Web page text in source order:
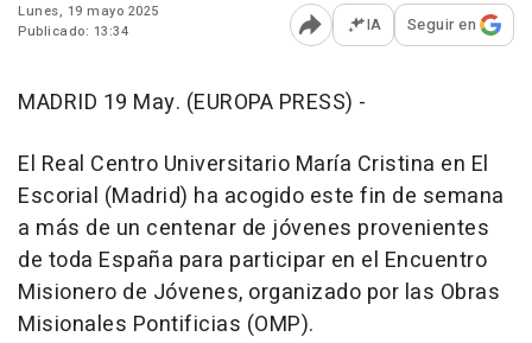
Lunes, 19 mayo 2025
Publicado: 13:34
Abrir opciones para
IA Seguir en
MADRID 19 May. (EUROPA PRESS) -
El Real Centro Universitario María Cristina en El
Escorial (Madrid) ha acogido este fin de semana
a más de un centenar de jóvenes provenientes
de toda España para participar en el Encuentro
Misionero de Jóvenes, organizado por las Obras
Misionales Pontificias (OMP).